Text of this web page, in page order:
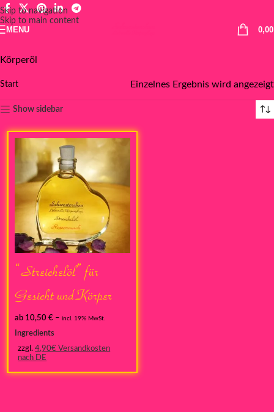
Skip to navigation
Skip to main content
MENU
Körperöl
Start Einzelnes Ergebnis wird angezeigt
Show sidebar
“Streichelöl” für
Gesicht und Körper
ab 10,50€ –incl. 19% MwSt.
Ingredients
zzgl.4,90€ Versandkosten
nach DE